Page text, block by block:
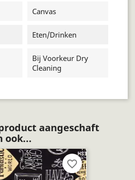
Canvas
Eten/drinken
Bij Voorkeur Dry
Cleaning
aangeschaft
ook...
favorite_border